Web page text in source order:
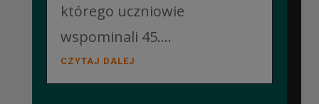
którego uczniowie
wspominali 45....
CZYTAJ DALEJ